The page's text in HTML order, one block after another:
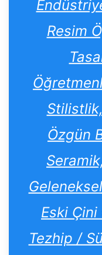
Resim
Özgün
Eski Çini
Tezhip /